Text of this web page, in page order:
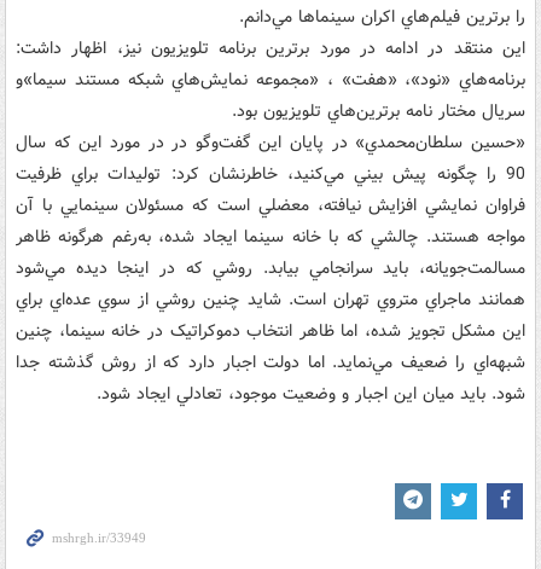
را برترين فيلم‌هاي اکران سينماها مي‌دانم.
اين منتقد در ادامه در مورد برترين برنامه تلويزيون نيز، اظهار داشت:
برنامه‌هاي «نود»، «هفت» ، «مجموعه نمايش‌هاي شبکه مستند سيما»و
سريال مختار نامه برترين‌هاي تلويزيون بود.
«حسين سلطان‌محمدي» در پايان اين گفت‌وگو در در مورد اين که سال
90 را چگونه پيش بيني مي‌کنيد، خاطرنشان کرد: توليدات براي ظرفيت
فراوان نمايشي افزايش نيافته، معضلي است که مسئولان سينمايي با آن
مواجه هستند. چالشي که با خانه سينما ايجاد شده، به‌رغم هرگونه ظاهر
مسالمت‌جويانه، بايد سرانجامي بيابد. روشي که در اينجا ديده مي‌شود
همانند ماجراي متروي تهران است. شايد چنين روشي از سوي عده‌اي براي
اين مشکل تجويز شده، اما ظاهر انتخاب دموکراتيک در خانه سينما، چنين
شبهه‌اي را ضعيف مي‌نمايد. اما دولت اجبار دارد که از روش گذشته جدا
شود. بايد ميان اين اجبار و وضعيت موجود، تعادلي ايجاد شود.